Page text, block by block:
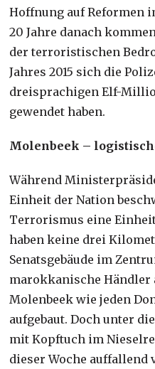
Hoffnung auf Reformen
20 Jahre danach
der terroristischen
Jahres 2015 sich die
dreisprachigen Elf-
gewendet haben.
Molenbeek –
Während
Einheit der Nation
Terrorismus eine
haben keine drei
Senatsgebäude im
marokkanische Händler
Molenbeek wie jeden
aufgebaut. Doch unter
mit Kopftuch im
dieser Woche auffallend